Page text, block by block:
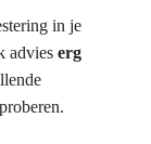
in je
advies erg